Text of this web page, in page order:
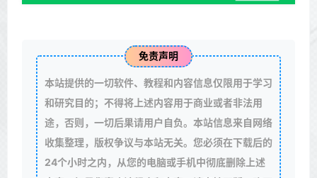
免责声明
本站提供的一切软件、教程和内容信息仅限用于学习
和研究目的；不得将上述内容用于商业或者非法用
途，否则，一切后果请用户自负。本站信息来自网络
收集整理，版权争议与本站无关。您必须在下载后的
24个小时之内，从您的电脑或手机中彻底删除上述